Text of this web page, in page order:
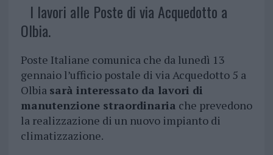
I lavori alle Poste di via Acquedotto a
Olbia.
Poste Italiane comunica che da lunedì 13
gennaio l’ufficio postale di via Acquedotto 5 a
Olbia sarà interessato da lavori di
manutenzione straordinaria che prevedono
la realizzazione di un nuovo impianto di
climatizzazione.